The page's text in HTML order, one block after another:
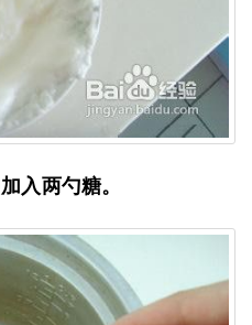
入两勺糖。